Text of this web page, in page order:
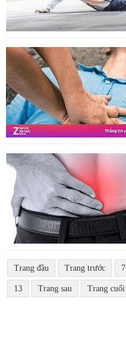
Trang đầu Trang trước 7
13 Trang sau Trang cuối